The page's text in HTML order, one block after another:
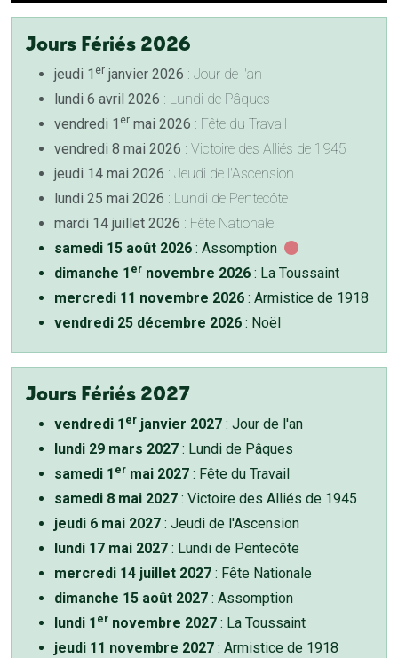
Jours Fériés 2026
jeudi 1 er janvier 2026 : Jour de l'an
lundi 6 avril 2026 : Lundi de Pâques
vendredi 1 er mai 2026 : Fête du Travail
vendredi 8 mai 2026 : Victoire des Alliés de 1945
jeudi 14 mai 2026 : Jeudi de l'Ascension
lundi 25 mai 2026 : Lundi de Pentecôte
mardi 14 juillet 2026 : Fête Nationale
samedi 15 août 2026 : Assomption
dimanche 1 er novembre 2026 : La Toussaint
mercredi 11 novembre 2026 : Armistice de 1918
vendredi 25 décembre 2026 : Noël
Jours Fériés 2027
vendredi 1 er janvier 2027 : Jour de l'an
lundi 29 mars 2027 : Lundi de Pâques
samedi 1 er mai 2027 : Fête du Travail
samedi 8 mai 2027 : Victoire des Alliés de 1945
jeudi 6 mai 2027 : Jeudi de l'Ascension
lundi 17 mai 2027 : Lundi de Pentecôte
mercredi 14 juillet 2027 : Fête Nationale
dimanche 15 août 2027 : Assomption
lundi 1 er novembre 2027 : La Toussaint
jeudi 11 novembre 2027 : Armistice de 1918